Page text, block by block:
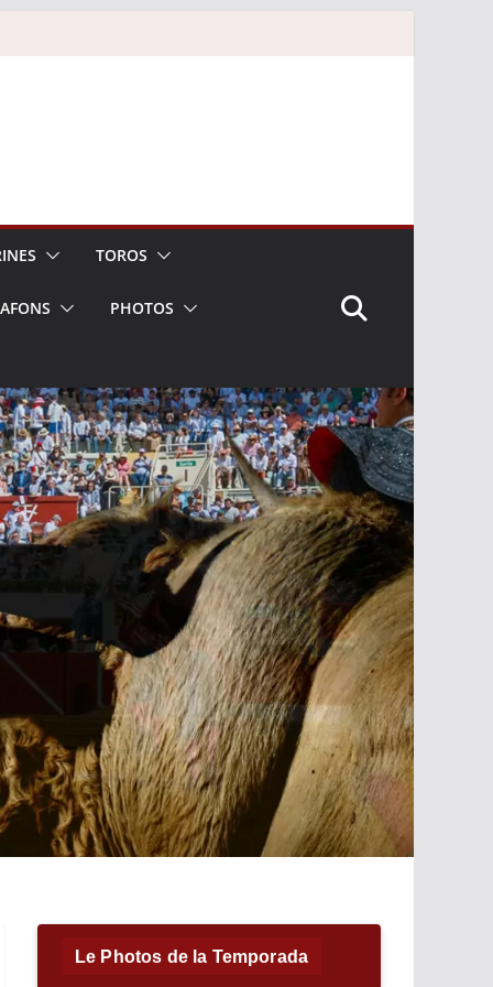
TOROS
PHOTOS
Le Photos de la Temporada